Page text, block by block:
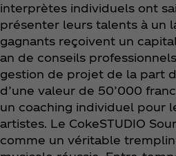
interprètes individuels ont
présenter leurs talents à un
gagnants reçoivent un
an de conseils
gestion de projet de la part
d’une valeur de 50’000
un coaching individuel pour
artistes. Le CokeSTUDIO
comme un véritable